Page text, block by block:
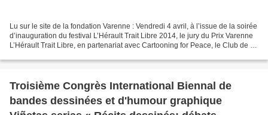
Lu sur le site de la fondation Varenne : Vendredi 4 avril, à l’issue de la soirée
d’inauguration du festival L’Hérault Trait Libre 2014, le jury du Prix Varenne
L’Hérault Trait Libre, en partenariat avec Cartooning for Peace, le Club de la
Troisième Congrès International Biennal de
bandes dessinées et d'humour graphique